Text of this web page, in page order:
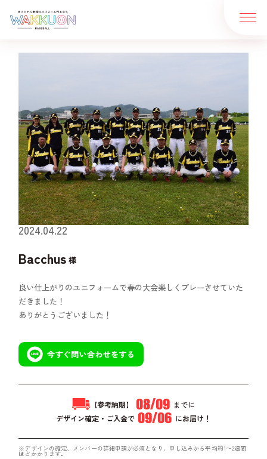
価格
サイズ
生地
ご注文の流れ
制作実績
お客様の声
デザイン一覧
コラム
よくあるご質問
2024.04.22
Bacchus 様
良い仕上がりのユニフォームで春の大会楽しくプレーさせていた
だきました！
ありがとうございました！
【参考納期】 08/09 までに
デザイン確定・ご入金で 09/06 にお届け！
※デザインの確定、メンバーの詳細申請が必須となり、申し込みから平均約1〜2週間
ほどかかります。